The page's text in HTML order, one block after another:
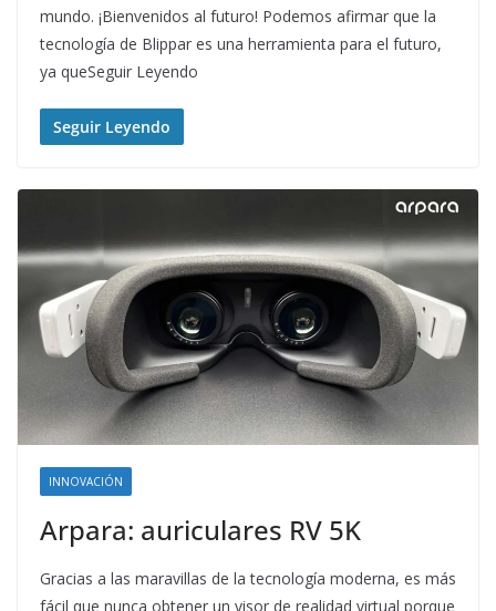
mundo. ¡Bienvenidos al futuro! Podemos afirmar que la
tecnología de Blippar es una herramienta para el futuro,
ya queSeguir Leyendo
Seguir Leyendo
INNOVACIÓN
Arpara: auriculares RV 5K
Gracias a las maravillas de la tecnología moderna, es más
fácil que nunca obtener un visor de realidad virtual porque